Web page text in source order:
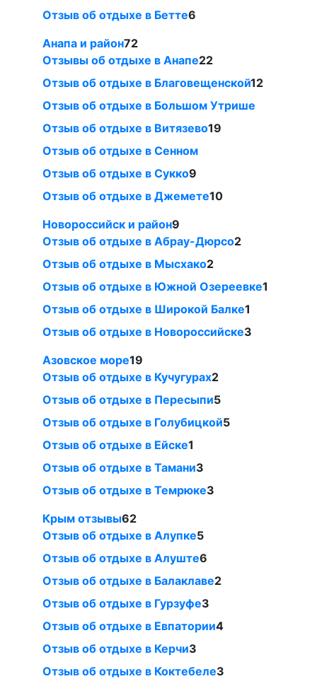
Отзыв об отдыхе в Бетте6
Анапа и район72
Отзывы об отдыхе в Анапе22
Отзыв об отдыхе в Благовещенской12
Отзыв об отдыхе в Большом Утрише
Отзыв об отдыхе в Витязево19
Отзыв об отдыхе в Сенном
Отзыв об отдыхе в Сукко9
Отзыв об отдыхе в Джемете10
Новороссийск и район9
Отзыв об отдыхе в Абрау-Дюрсо2
Отзыв об отдыхе в Мысхако2
Отзыв об отдыхе в Южной Озереевке1
Отзыв об отдыхе в Широкой Балке1
Отзыв об отдыхе в Новороссийске3
Азовское море19
Отзыв об отдыхе в Кучугурах2
Отзыв об отдыхе в Пересыпи5
Отзыв об отдыхе в Голубицкой5
Отзыв об отдыхе в Ейске1
Отзыв об отдыхе в Тамани3
Отзыв об отдыхе в Темрюке3
Крым отзывы62
Отзыв об отдыхе в Алупке5
Отзыв об отдыхе в Алуште6
Отзыв об отдыхе в Балаклаве2
Отзыв об отдыхе в Гурзуфе3
Отзыв об отдыхе в Евпатории4
Отзыв об отдыхе в Керчи3
Отзыв об отдыхе в Коктебеле3